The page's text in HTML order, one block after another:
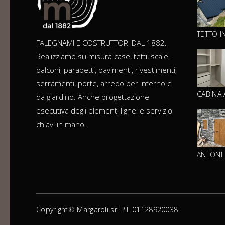
FALEGNAMI E COSTRUTTORI DAL 1882.
Realizziamo su misura case, tetti, scale,
balconi, parapetti, pavimenti, rivestimenti,
serramenti, porte, arredo per interno e
da giardino. Anche progettazione
esecutiva degli elementi lignei e servizio
chiavi in mano.
TETTO
CABINA
ANTONI
Copyright© Margaroli srl P.I. 01128920038